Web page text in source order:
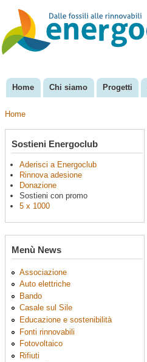
EnergoClub
per la
riconversione
del sistema
Menu principale
Home Chi siamo Progetti
Tu sei qui
Home
Sostieni Energoclub
Aderisci a Energoclub
Rinnova adesione
Donazione
Sostieni con promo
5 x 1000
Menù News
Associazione
Auto elettriche
Bando
Casale sul Sile
Educazione e sostenibilità
Fonti rinnovabili
Fotovoltaico
Rifiuti